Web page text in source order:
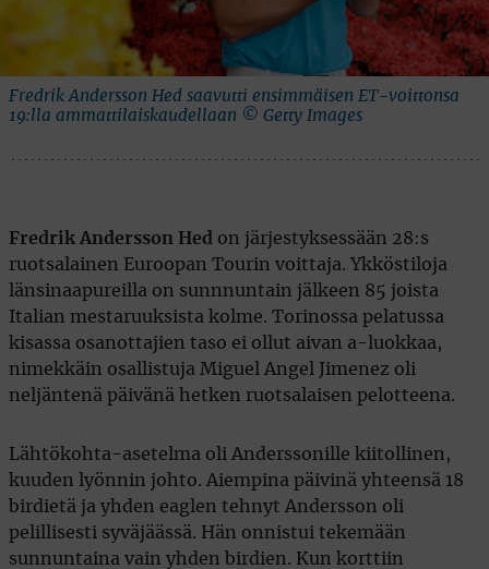
Fredrik Andersson Hed saavutti ensimmäisen ET-voittonsa
19:lla ammattilaiskaudellaan © Getty Images
Fredrik Andersson Hed on järjestyksessään 28:s
ruotsalainen Euroopan Tourin voittaja. Ykköstiloja
länsinaapureilla on sunnnuntain jälkeen 85 joista
Italian mestaruuksista kolme. Torinossa pelatussa
kisassa osanottajien taso ei ollut aivan a-luokkaa,
nimekkäin osallistuja Miguel Angel Jimenez oli
neljäntenä päivänä hetken ruotsalaisen pelotteena.
Lähtökohta-asetelma oli Anderssonille kiitollinen,
kuuden lyönnin johto. Aiempina päivinä yhteensä 18
birdietä ja yhden eaglen tehnyt Andersson oli
pelillisesti syväjäässä. Hän onnistui tekemään
sunnuntaina vain yhden birdien. Kun korttiin